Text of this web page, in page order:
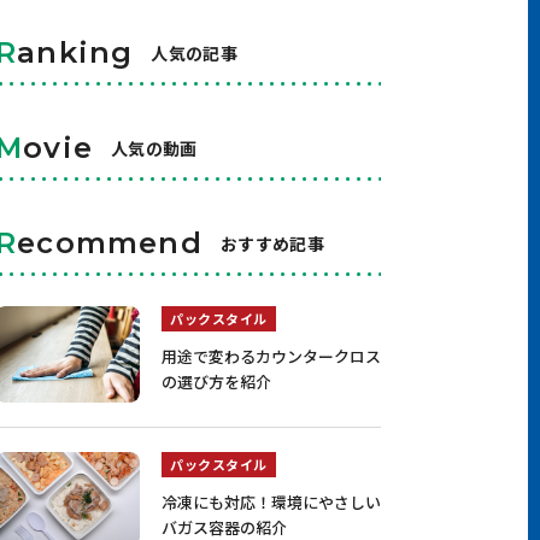
anking 人気の記事
ovie 人気の動画
ecommend おすすめ記事
パックスタイル
用途で変わるカウンタークロス
の選び方を紹介
パックスタイル
冷凍にも対応！環境にやさしい
バガス容器の紹介